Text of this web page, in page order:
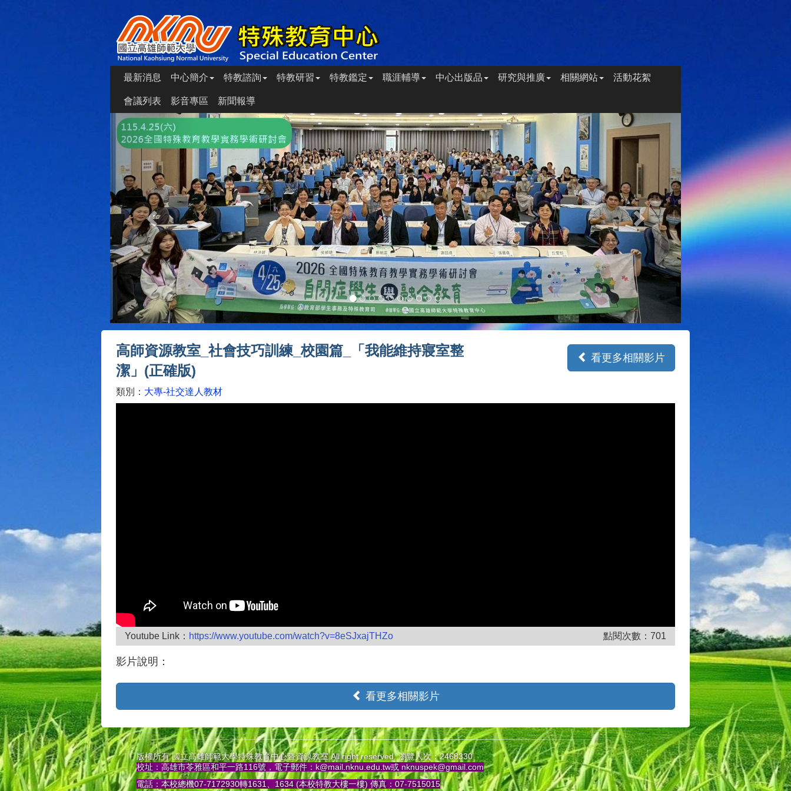
最新消息 中心簡介 特教諮詢 特教研習 特教鑑定 職涯輔導 中心出版品 研究與推廣 相關網站 活動花絮
會議列表 影音專區 新聞報導
Previous Next
高師資源教室_社會技巧訓練_校園篇_「我能維持寢室整
潔」(正確版)
類別： 大專-社交達人教材
看更多相關影片
Youtube Link： https://www.youtube.com/watch?v=8eSJxajTHZo 點閱次數： 701
影片說明：
看更多相關影片
版權所有 國立高雄師範大學特殊教育中心暨資源教室 All right reserved.瀏覽人次：2468330
校址：高雄市苓雅區和平一路116號，電子郵件： k@mail.nknu.edu.tw或 nknuspek@gmail.com
電話：本校總機07-7172930轉1631、1634 (本校特教大樓一樓) 傳真：07-7515015